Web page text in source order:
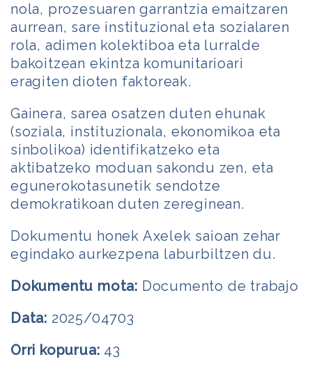
nola, prozesuaren garrantzia emaitzaren
aurrean, sare instituzional eta sozialaren
rola, adimen kolektiboa eta lurralde
bakoitzean ekintza komunitarioari
eragiten dioten faktoreak.
Gainera, sarea osatzen duten ehunak
(soziala, instituzionala, ekonomikoa eta
sinbolikoa) identifikatzeko eta
aktibatzeko moduan sakondu zen, eta
egunerokotasunetik sendotze
demokratikoan duten zereginean.
Dokumentu honek Axelek saioan zehar
egindako aurkezpena laburbiltzen du.
Dokumentu mota: Documento de trabajo
Data: 2025/04703
Orri kopurua: 43